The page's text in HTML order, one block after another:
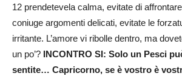
12 prendetevela calma, evitate di
coniuge argomenti delicati, evitate le
irritante. L’amore vi ribolle dentro, ma
un po’? INCONTRO SI: Solo un Pesci
sentite… Capricorno, se è vostro è